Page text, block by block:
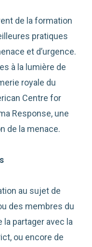
de la formation
pratiques
et d’urgence.
à la lumière de
royale du
Centre for
Response, une
de la menace.
au sujet de
des membres du
partager avec la
ou encore de